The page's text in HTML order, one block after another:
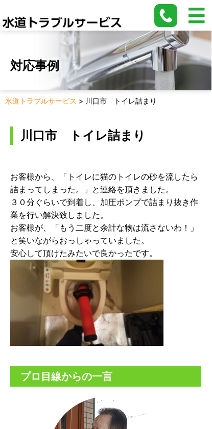
対応事例
水道トラブルサービス > 川口市 トイレ詰まり
川口市 トイレ詰まり
お客様から、「トイレに猫のトイレの砂を流したら
詰まってしまった。」と連絡を頂きました。
３０分ぐらいで到着し、加圧ポンプで詰まり抜き作
業を行い解決致しました。
お客様が、「もう二度と余計な物は流さないわ！」
と笑いながらおっしゃっていました。
安心して頂けたみたいで良かったです。
プロ目線からの一言